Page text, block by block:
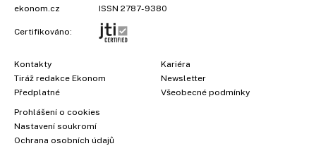
ekonom.cz
ISSN 2787-9380
Certifikováno:
Kontakty
Tiráž redakce Ekonom
Předplatné
Kariéra
Newsletter
Všeobecné podmínky
Prohlášení o cookies
Nastavení soukromí
Ochrana osobních údajů